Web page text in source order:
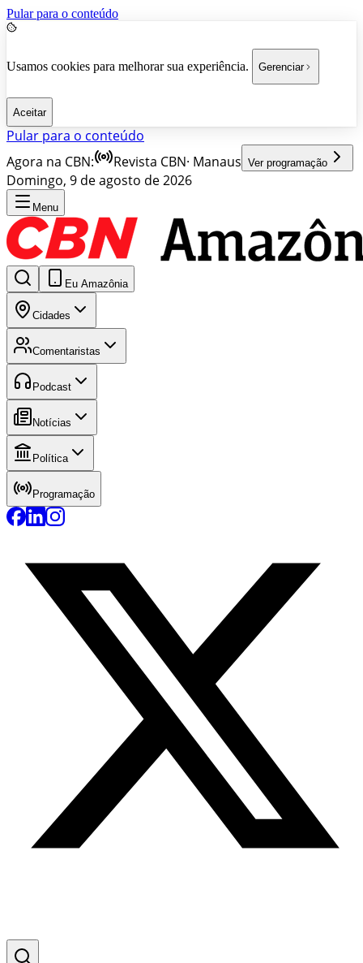
Pular para o conteúdo
Usamos cookies para melhorar sua experiência. Gerenciar
Aceitar
Pular para o conteúdo
Agora na CBN:
Revista CBN· Manaus Ver programação
Domingo, 9 de agosto de 2026
Menu
Eu Amazônia
Cidades
Comentaristas
Podcast
Notícias
Política
Programação